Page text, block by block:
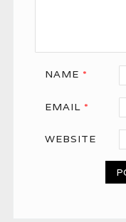
NAME *
EMAIL *
WEBSITE